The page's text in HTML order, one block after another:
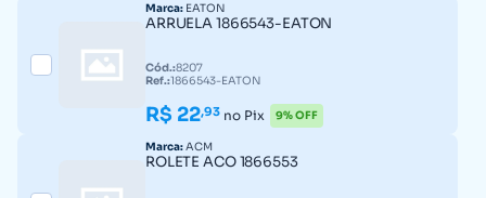
Marca: EATON
ARRUELA 1866543-EATON
Cód.:8207
Ref.:1866543-EATON
R$ 22,93 no Pix 9% OFF
Marca:ACM
ROLETE ACO 1866553